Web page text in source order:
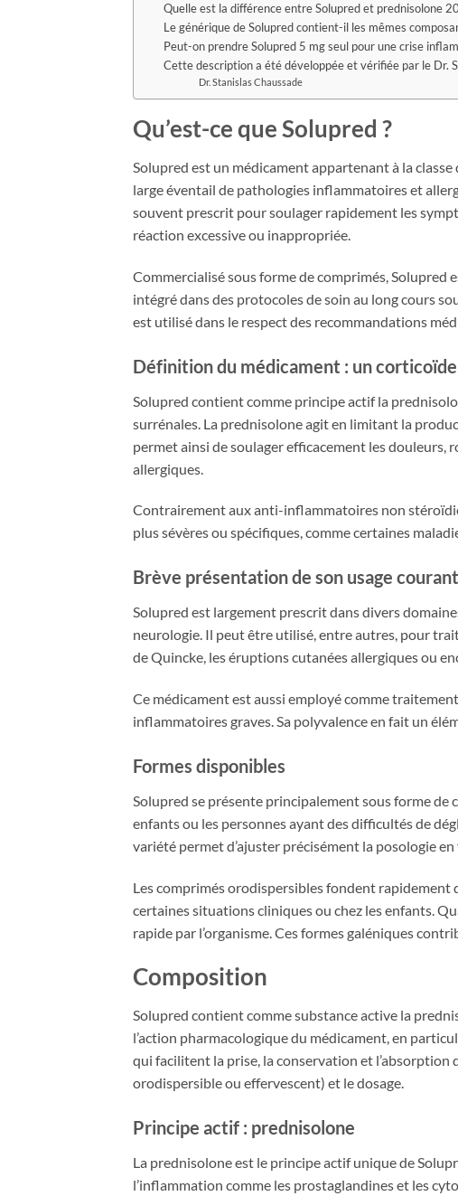
Quelle est la différence entre Solupred et prednisolone
Le générique de Solupred contient-il les mêmes
Peut-on prendre Solupred 5 mg seul pour une crise
Cette description a été développée et vérifiée par le Dr.
Dr. Stanislas Chaussade
Qu’est-ce que Solupred ?
Solupred est un médicament appartenant à la
large éventail de pathologies inflammatoires et
souvent prescrit pour soulager rapidement les
réaction excessive ou inappropriée.
Commercialisé sous forme de comprimés,
intégré dans des protocoles de soin au long cours
est utilisé dans le respect des recommandations
Définition du médicament : un
Solupred contient comme principe actif la
surrénales. La prednisolone agit en limitant la
permet ainsi de soulager efficacement les
allergiques.
Contrairement aux anti-inflammatoires non
plus sévères ou spécifiques, comme certaines
Brève présentation de son usage courant
Solupred est largement prescrit dans divers
neurologie. Il peut être utilisé, entre autres, pour
de Quincke, les éruptions cutanées allergiques ou
Ce médicament est aussi employé comme
inflammatoires graves. Sa polyvalence en fait un
Formes disponibles
Solupred se présente principalement sous forme
enfants ou les personnes ayant des difficultés de
variété permet d’ajuster précisément la posologie
Les comprimés orodispersibles fondent rapidement
certaines situations cliniques ou chez les enfants.
rapide par l’organisme. Ces formes galéniques
Composition
Solupred contient comme substance active la
l’action pharmacologique du médicament, en
qui facilitent la prise, la conservation et
orodispersible ou effervescent) et le dosage.
Principe actif : prednisolone
La prednisolone est le principe actif unique de
l’inflammation comme les prostaglandines et les